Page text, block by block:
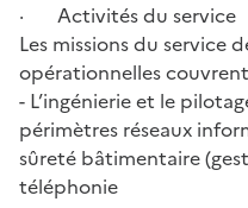
· Activités du service
Les missions du service
opérationnelles
- L’ingénierie et le
périmètres réseaux
sûreté bâtimentaire
téléphonie